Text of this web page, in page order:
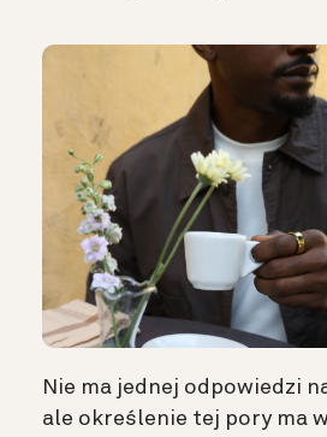
Nie ma jednej odpowiedzi
ale określenie tej pory ma